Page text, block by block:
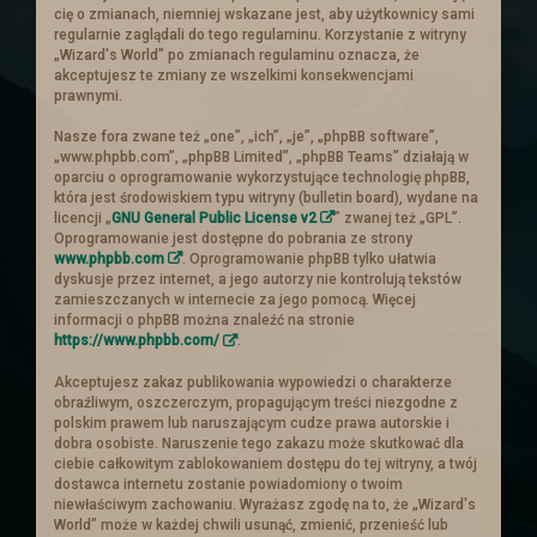
królestwa prośbę o pomoc. Ten
postanowił zebrać chętnych i wysłać ich
aby wsparli handlowego sojusznika.
Ogłoszenie
Nowe ogłoszenia na
słupie
Zachęcamy do zajrzenia do zakładki z
zadaniami
Troche nowinek
Przebudowe przeszłyOgłoszenia. Cała
tabela is truktura została napisana od
nowa i dostosowana :).
cię o zmianach, niemniej wskazane jest, aby użytkownicy sami
regularnie zaglądali do tego regulaminu. Korzystanie z witryny
„Wizard's World” po zmianach regulaminu oznacza, że
akceptujesz te zmiany ze wszelkimi konsekwencjami
prawnymi.
Nasze fora zwane też „one”, „ich”, „je”, „phpBB software”,
„www.phpbb.com”, „phpBB Limited”, „phpBB Teams” działają w
oparciu o oprogramowanie wykorzystujące technologię phpBB,
która jest środowiskiem typu witryny (bulletin board), wydane na
licencji „GNU General Public License v2
” zwanej też „GPL”.
Oprogramowanie jest dostępne do pobrania ze strony
www.phpbb.com
. Oprogramowanie phpBB tylko ułatwia
dyskusje przez internet, a jego autorzy nie kontrolują tekstów
zamieszczanych w internecie za jego pomocą. Więcej
informacji o phpBB można znaleźć na stronie
https://www.phpbb.com/
.
Akceptujesz zakaz publikowania wypowiedzi o charakterze
obraźliwym, oszczerczym, propagującym treści niezgodne z
polskim prawem lub naruszającym cudze prawa autorskie i
dobra osobiste. Naruszenie tego zakazu może skutkować dla
ciebie całkowitym zablokowaniem dostępu do tej witryny, a twój
dostawca internetu zostanie powiadomiony o twoim
niewłaściwym zachowaniu. Wyrażasz zgodę na to, że „Wizard's
World” może w każdej chwili usunąć, zmienić, przenieść lub